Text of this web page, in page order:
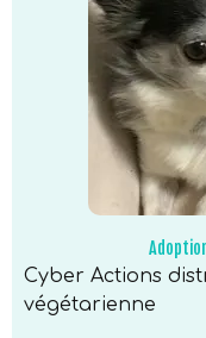
Cyber Actions
végétarienne